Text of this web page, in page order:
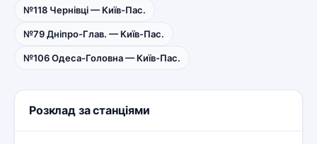
№118 Чернівці — Київ-Пас.
№79 Дніпро-Глав. — Київ-Пас.
№106 Одеса-Головна — Київ-Пас.
Розклад за станціями